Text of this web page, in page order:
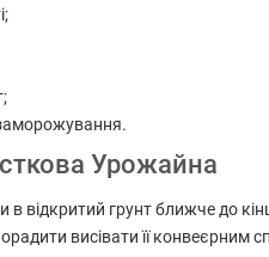
Урожайна
відкритий грунт ближче до
висівати її конвеєрним